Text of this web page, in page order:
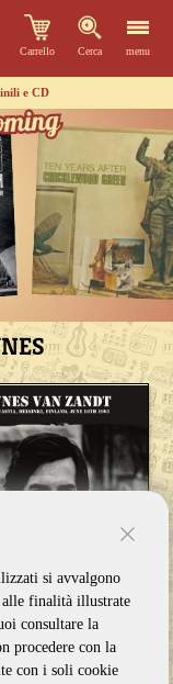
Carrello Cerca menu
e CD
ZANDT TOWNES
TAVASTIA, HELSINKI,
JUNE 18TH 1993
si avvalgono
alle finalità illustrate
consultare la
procedere con la
con i soli cookie